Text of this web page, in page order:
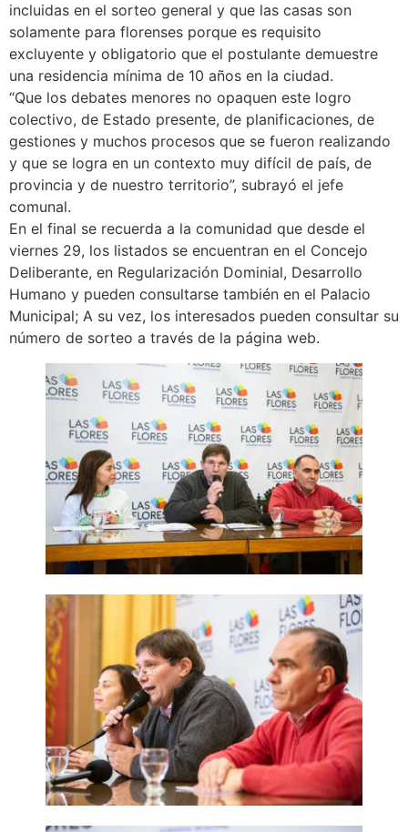
incluidas en el sorteo general y que las casas son
solamente para florenses porque es requisito
excluyente y obligatorio que el postulante demuestre
una residencia mínima de 10 años en la ciudad.
“Que los debates menores no opaquen este logro
colectivo, de Estado presente, de planificaciones, de
gestiones y muchos procesos que se fueron realizando
y que se logra en un contexto muy difícil de país, de
provincia y de nuestro territorio”, subrayó el jefe
comunal.
En el final se recuerda a la comunidad que desde el
viernes 29, los listados se encuentran en el Concejo
Deliberante, en Regularización Dominial, Desarrollo
Humano y pueden consultarse también en el Palacio
Municipal; A su vez, los interesados pueden consultar su
número de sorteo a través de la página web.